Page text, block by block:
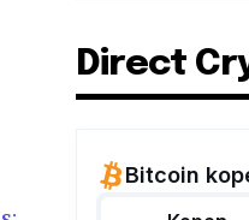
Direct